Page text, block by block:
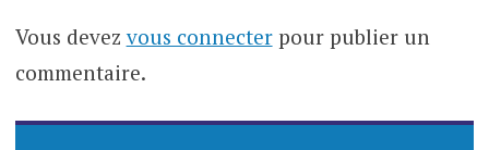
Vous devezvous connecterpour publier un
commentaire.